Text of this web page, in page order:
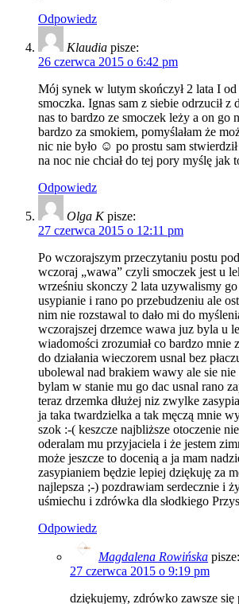
Odpowiedz
Klaudia pisze:
26 czerwca 2015 o 6:42 pm
Mój synek w lutym skończył 2 lata I od
smoczka. Ignas sam z siebie odrzucił z
nas to bardzo ze smoczek leży a on go
bardzo za smokiem, pomyślałam że
nic nie było ☺ po prostu sam
na noc nie chciał do tej pory myślę
Odpowiedz
Olga K pisze:
27 czerwca 2015 o 12:11 pm
Po wczorajszym przeczytaniu postu
wczoraj „wawa” czyli smoczek jest u
wrześniu skonczy 2 lata uzywalismy
usypianie i rano po przebudzeniu ale
nim nie rozstawal to dało mi do
wczorajszej drzemce wawa juz byla u
wiadomości zrozumiał co bardzo mnie
do działania wieczorem usnal bez
ubolewal nad brakiem wawy ale sie
bylam w stanie mu go dac usnal rano
teraz drzemka dłużej niz zwylke
ja taka twardzielka a tak męczą mnie
szok :-( keszcze najbliższe otoczenie
oderalam mu przyjaciela i że jestem
może jeszcze to docenią a ja mam
zasypianiem będzie lepiej dziękuję za
najlepsza ;-) pozdrawiam serdecznie i
uśmiechu i zdrówka dla słodkiego
Odpowiedz
Magdalena Rowińska pisze:
27 czerwca 2015 o 9:19 pm
dziękujemy, zdrówko zawsze